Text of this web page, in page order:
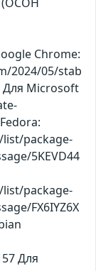
Chrome:
2024/05/stab
Для Microsoft
package-
5KEVD44
package-
FX6IYZ6X
Для